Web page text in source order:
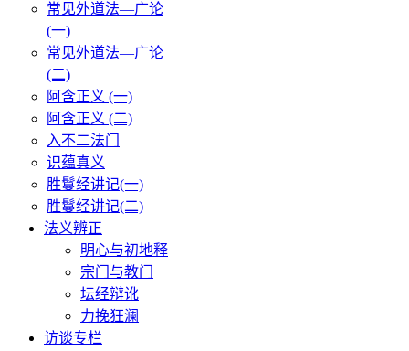
常见外道法—广论
(一)
常见外道法—广论
(二)
阿含正义 (一)
阿含正义 (二)
入不二法门
识蕴真义
胜鬘经讲记(一)
胜鬘经讲记(二)
法义辨正
明心与初地释
宗门与教门
坛经辩讹
力挽狂澜
访谈专栏